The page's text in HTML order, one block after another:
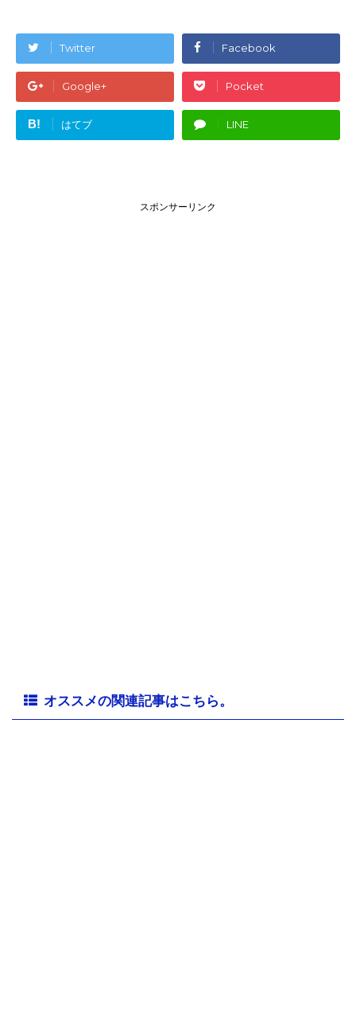
Twitter Facebook
Google+ Pocket
B! はてブ LINE
スポンサーリンク
オススメの関連記事はこちら。